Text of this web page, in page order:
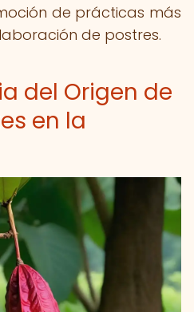
de prácticas más
de postres.
del Origen de
en la